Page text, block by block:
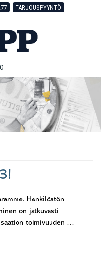
TARJOUSPYYNTÖ
Henkilöstön
on jatkuvasti
toimivuuden …